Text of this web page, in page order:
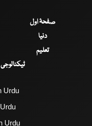
صفحۂ اول
دنیا
تعلیم
ٹیکنالوجی
Urdu
Urdu